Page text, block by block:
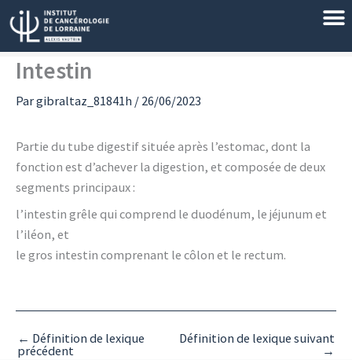
Aller
au
contenu
Intestin
Pargibraltaz_81841h / 26/06/2023
Partie du tube digestif située après l’estomac, dont la
fonction est d’achever la digestion, et composée de deux
segments principaux :
l’intestin grêle qui comprend le duodénum, le jéjunum et
l’iléon, et
le gros intestin comprenant le côlon et le rectum.
← Définition de lexique
précédent
Définition de lexique suivant
→